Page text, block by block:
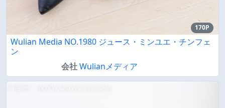
170P
Wulian Media NO.1980 ジュース・ミンユエ・チンフェ
ン
会社Wulianメディア